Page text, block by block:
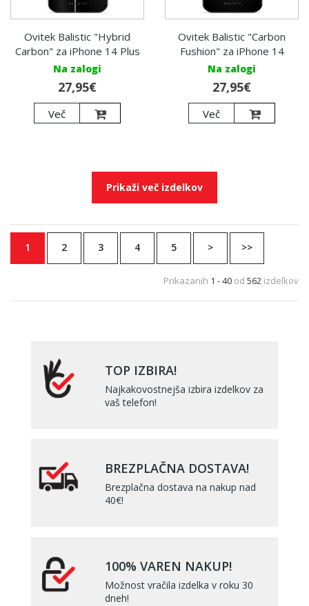
Ovitek Balistic "Hybrid
Carbon" za iPhone 14 Plus
Na zalogi
27,95€
Več
Ovitek Balistic "Carbon
Fushion" za iPhone 14
Na zalogi
27,95€
Več
Prikaži več izdelkov
1 2 3 4 5 > >>
Prikazanih 1 - 40 od 562 izdelkov
TOP IZBIRA!
Najkakovostnejša izbira izdelkov za
vaš telefon!
BREZPLAČNA DOSTAVA!
Brezplačna dostava na nakup nad
40€!
100% VAREN NAKUP!
Možnost vračila izdelka v roku 30
dneh!